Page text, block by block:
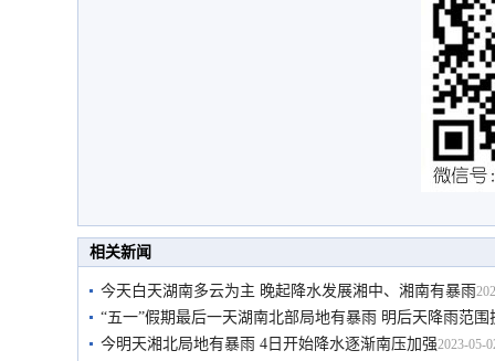
相关新闻
今天白天湖南多云为主 晚起降水发展湘中、湘南有暴雨
“五一”假期最后一天湖南北部局地有暴雨 明后天降雨范围
今明天湘北局地有暴雨 4日开始降水逐渐南压加强2023-05-